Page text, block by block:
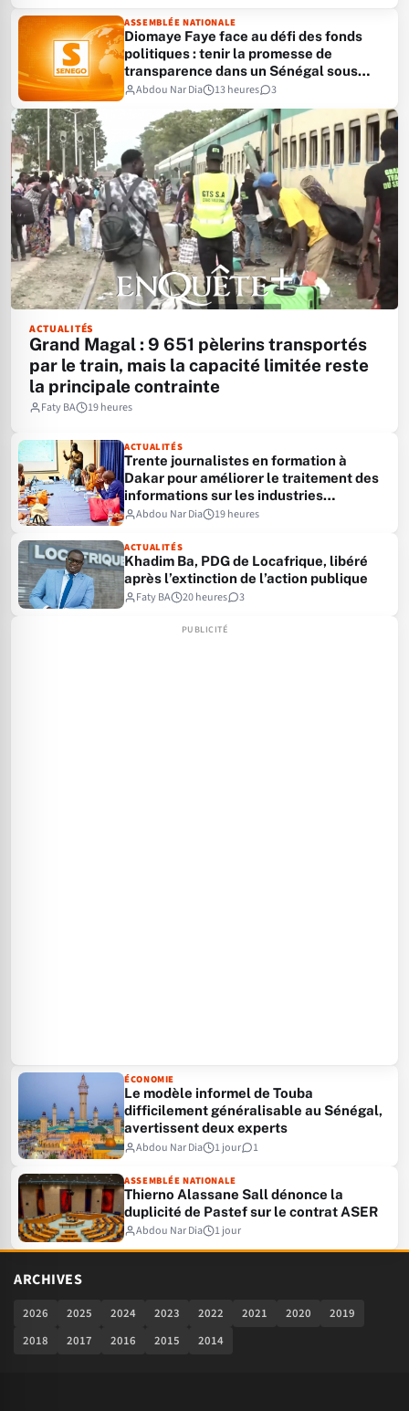
ASSEMBLÉE NATIONALE
Diomaye Faye face au défi des fonds
politiques : tenir la promesse de
transparence dans un Sénégal sous
tension budgétaire
Abdou Nar Dia 13 heures 3
ACTUALITÉS
Grand Magal : 9 651 pèlerins transportés
par le train, mais la capacité limitée reste
la principale contrainte
Faty BA 19 heures
ACTUALITÉS
Trente journalistes en formation à
Dakar pour améliorer le traitement des
informations sur les industries
extractives
Abdou Nar Dia 19 heures
ACTUALITÉS
Khadim Ba, PDG de Locafrique, libéré
après l’extinction de l’action publique
Faty BA
20 heures 3
ÉCONOMIE
Le modèle informel de Touba
difficilement généralisable au Sénégal,
avertissent deux experts
Abdou Nar Dia
1 jour 1
ASSEMBLÉE NATIONALE
Thierno Alassane Sall dénonce la
duplicité de Pastef sur le contrat ASER
Abdou Nar Dia
1 jour
ARCHIVES
2026 2025 2024 2023 2022 2021 2020
2019
2018
2017 2016 2015 2014